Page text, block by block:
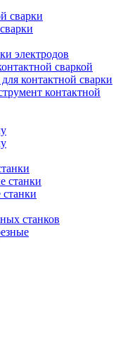
сварки
электродов
сваркой
контактной сварки
контактной
станки
станков